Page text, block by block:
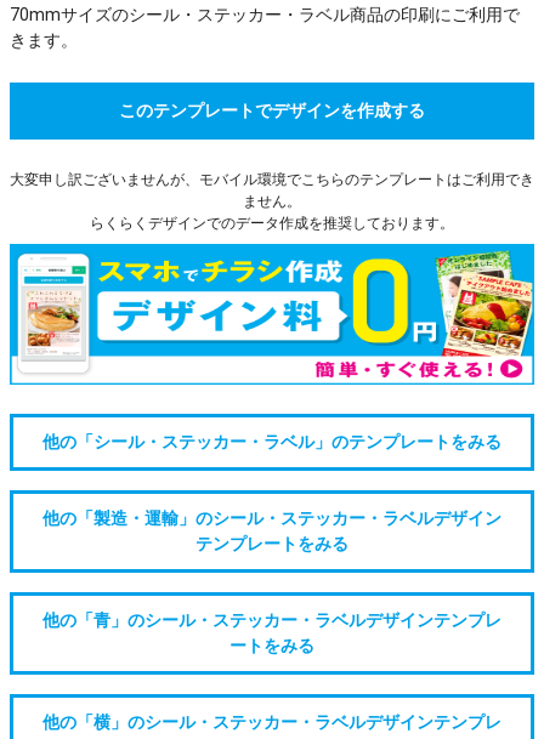
70mmサイズのシール・ステッカー・ラベル商品の印刷にご利用で
きます。
このテンプレートでデザインを作成する
大変申し訳ございませんが、モバイル環境でこちらのテンプレートはご利用でき
ません。
らくらくデザインでのデータ作成を推奨しております。
他の「シール・ステッカー・ラベル」のテンプレートをみる
他の「製造・運輸」のシール・ステッカー・ラベルデザイン
テンプレートをみる
他の「青」のシール・ステッカー・ラベルデザインテンプレ
ートをみる
他の「横」のシール・ステッカー・ラベルデザインテンプレ